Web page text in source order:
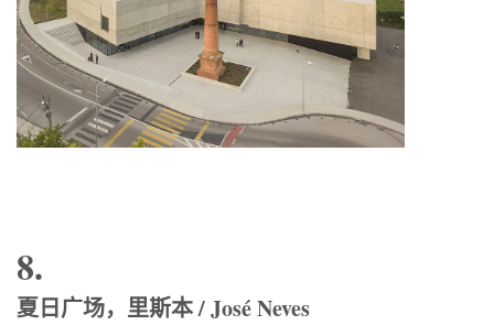
8.
夏日广场，里斯本 / José Neves